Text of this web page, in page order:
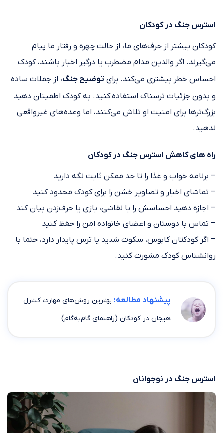
استرس جنگ در کودکان
کودکان بیشتر از حرف‌های ما، از حالت چهره و رفتار ما پیام
می‌گیرند. اگر والدین مدام مضطرب یا درگیر اخبار باشند، کودک
احساس خطر بیشتری می‌کند. برای توضیح جنگ، از جملات ساده
و بدون جزئیات ترسناک استفاده کنید. به کودک اطمینان دهید
بزرگ‌ترها برای امنیت او تلاش می‌کنند، اما وعده‌های غیرواقعی
ندهید.
راه های کاهش استرس جنگ در کودکان
– برنامه خواب و غذا را تا حد ممکن ثابت نگه دارید
– تماشای اخبار و تصاویر خشن را برای کودک محدود کنید
– اجازه دهید احساسش را با نقاشی، بازی یا حرف‌زدن بیان کند
– تماس با دوستان و اعضای خانواده امن را حفظ کنید
– اگر کودکتان کابوس، سکوت شدید یا ترس پایدار دارد، حتما با
روانشناس کودک مشورت کنید.
پیشنهاد مطالعه: بهترین روش‌های مهارت کنترل
هیجان در کودکان (راهنمای گام‌به‌گام)
استرس جنگ در نوجوانان